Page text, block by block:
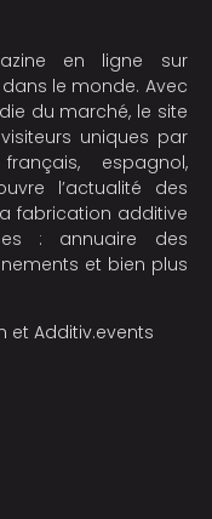
en ligne sur
le monde. Avec
du marché, le site
uniques par
espagnol,
l’actualité des
fabrication additive
: annuaire des
et bien plus
et Additiv.events